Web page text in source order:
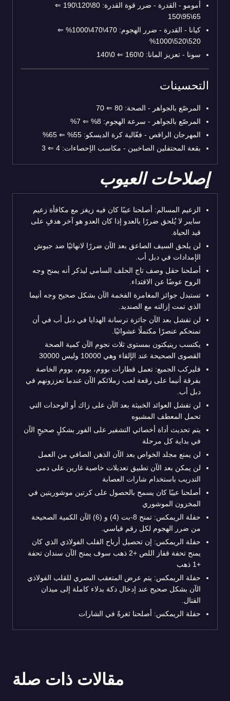
أمومو - القدرة - ضرر قوة القدرة: 80\120\190
⇐
65\95\150
كيانا - القدرة - ضرر الهجوم: 470\470\1000%
⇐
520\520\1000%
سونا - تعزيز المانا: 0\160
⇐
التحسينات
المرصّع بالجواهر - الصحة: 80 ⇐
المرصّع بالجواهر - سرعة الهجوم: 8%
⇐
المهرجان الراقص - فعّالية كرة الديسكو: 55%
⇐
بقعة المحتفلين الصاخبين - مكاسب الإحصاءات: 4
⇐
إصلاحات العيوب
الزعيم المسالم: أصلحنا عيبًا كان فيه زيغز مع مكافأة زعيم
سايبر لا يُلحق ضررًا بالعدو إذا كان العدو هو آخر هدفٍ على
قيد الحياة.
لن يلحق السيف الصاعق بعد الآن ضررًا لانهائيًا ضد جيوش
الإمدادات في دبل أب.
أصلحنا حقل وصف تاج الحلف السامي ليذكر أنه يمنح وجه
الروح عوضًا عن الافتداء.
تستبدل جوائز المغامرة الفخمة الآن بشكل صحيح وجه أنيما
الذي تمت إزالته مع الصنديد.
لن تفشل بعد الآن جائزة ترسانة الهدايا في دبل أب في أن
تمنحكم عنصرًا مكتملًا عشوائيًا.
يكتسب رينيكتون بمستوى ثلاث نجوم الآن كمية الصحة
القصوى الصحيحة عند الإلقاء وهي 10000 وليس 30000
فليركب الجميع: تعمل قطارات بووم، بووم، بووم الخاصة
بفرقة أنيما على رقعة لعب زملائكم الآن عندما تعززونهم في
دبل أب.
لن تفشل العوائد الخبيثة بعد الآن على زاك أو الوحدات التي
تحمل المعطف المشبوه
يتم تحديث أداة أخصائي التشفير على الفور بشكلٍ صحيحٍ الآن
في بداية كل مرحلة
لن يمنع مجلد الخواص بعد الآن الذهن الصافي من العمل
لن يمكن بعد الآن تطبيق تعديلات خاصية غارين على دمى
التدريب باستخدام شارات العصابة
أصلحنا عيبًا كان يسمح بالحصول على كرتين موشوريتين في
المخزون الموشوري
حفلة الريمكس: تمنح 8-بت (4) و (6) الآن الكمية الصحيحة
من ضرر الهجوم لكل رقم قياسي.
حفلة الريمكس: إن تحصيل أرباح القلب الفولاذي الذي كان
يمنح تحفة قفاز اللص +2 ذهب سوف يمنح الآن سندان تحفة
+1 ذهب
حفلة الريمكس: يتم عرض المتعقب البصري للقلب الفولاذي
الآن بشكل صحيح عند إدخال دكة بدلاء كاملة إلى ميدان
القتال.
حفلة الريمكس: أصلحنا ثغرةً في الشارات
مقالات ذات صلة